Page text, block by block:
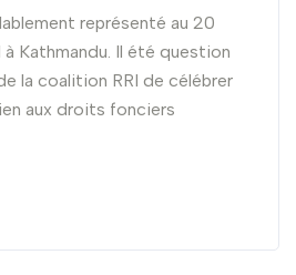
représenté au 20
à Kathmandu. Il été question
la coalition RRI de célébrer
aux droits fonciers